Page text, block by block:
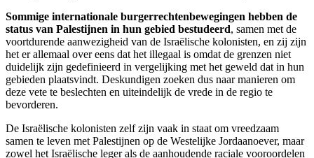
Sommige internationale burgerrechtenbewegingen hebben de
status van Palestijnen in hun gebied bestudeerd, samen met de
voortdurende aanwezigheid van de Israëlische kolonisten, en zij zijn
het er allemaal over eens dat het illegaal is omdat de grenzen niet
duidelijk zijn gedefinieerd in vergelijking met het geweld dat in hun
gebieden plaatsvindt. Deskundigen zoeken dus naar manieren om
deze vete te beslechten en uiteindelijk de vrede in de regio te
bevorderen.
De Israëlische kolonisten zelf zijn vaak in staat om vreedzaam
samen te leven met Palestijnen op de Westelijke Jordaanoever, maar
zowel het Israëlische leger als de aanhoudende raciale vooroordelen